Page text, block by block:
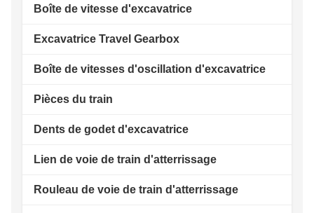
Boîte de vitesse d'excavatrice
Excavatrice Travel Gearbox
Boîte de vitesses d'oscillation d'excavatrice
Pièces du train
Dents de godet d'excavatrice
Lien de voie de train d'atterrissage
Rouleau de voie de train d'atterrissage